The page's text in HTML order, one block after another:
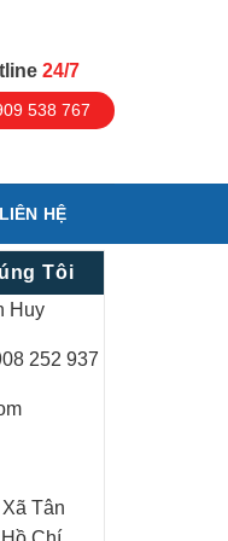
24/7
538 767
LIÊN HỆ
Tôi
Huy
252 937
Tân